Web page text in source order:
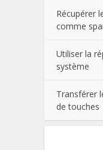
Récupérer
comme
Utiliser la
système
Transférer
de touches